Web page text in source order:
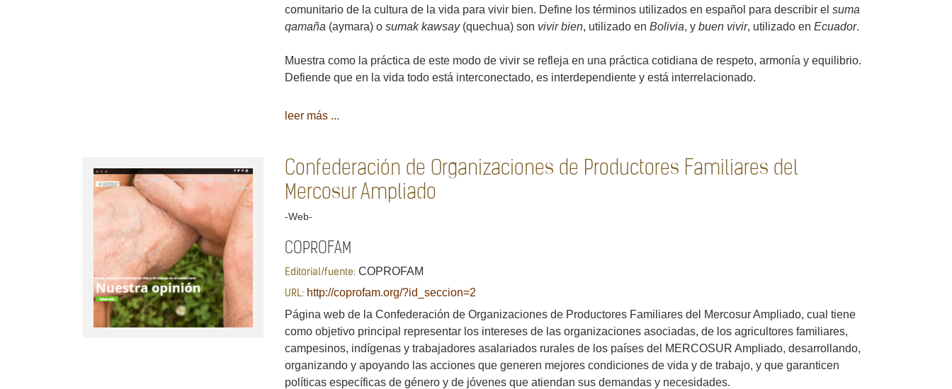
comunitario de la cultura de la vida para vivir bien. Define los términos utilizados en español para describir el suma
qamaña (aymara) o sumak kawsay(quechua) son vivir bien, utilizado en Bolivia, y buen vivir, utilizado en Ecuador.
Muestra como la práctica de este modo de vivir se refleja en una práctica cotidiana de respeto, armonía y equilibrio.
Defiende que en la vida todo está interconectado, es interdependiente y está interrelacionado.
leer más ...
Confederación de Organizaciones de Productores Familiares del
Mercosur Ampliado
-Web-
COPROFAM
Editorial/fuente: COPROFAM
URL: http://coprofam.org/?id_seccion=2
Página web de la Confederación de Organizaciones de Productores Familiares del Mercosur Ampliado, cual tiene
como objetivo principal representar los intereses de las organizaciones asociadas, de los agricultores familiares,
campesinos, indígenas y trabajadores asalariados rurales de los países del MERCOSUR Ampliado, desarrollando,
organizando y apoyando las acciones que generen mejores condiciones de vida y de trabajo, y que garanticen
políticas específicas de género y de jóvenes que atiendan sus demandas y necesidades.